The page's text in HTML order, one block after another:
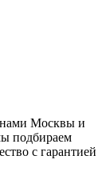
Москвы и
подбираем
с гарантией